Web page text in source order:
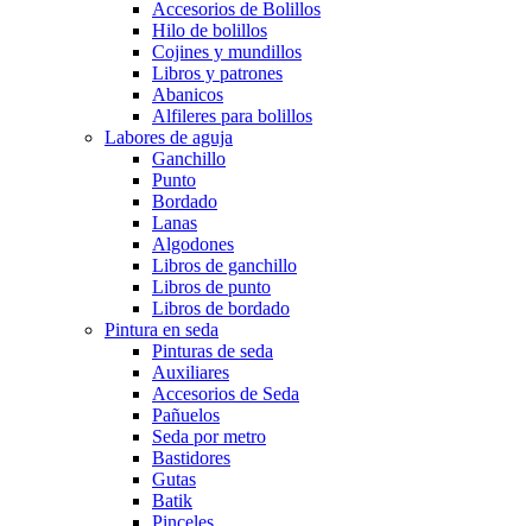
Accesorios de Bolillos
Hilo de bolillos
Cojines y mundillos
Libros y patrones
Abanicos
Alfileres para bolillos
Labores de aguja
Ganchillo
Punto
Bordado
Lanas
Algodones
Libros de ganchillo
Libros de punto
Libros de bordado
Pintura en seda
Pinturas de seda
Auxiliares
Accesorios de Seda
Pañuelos
Seda por metro
Bastidores
Gutas
Batik
Pinceles